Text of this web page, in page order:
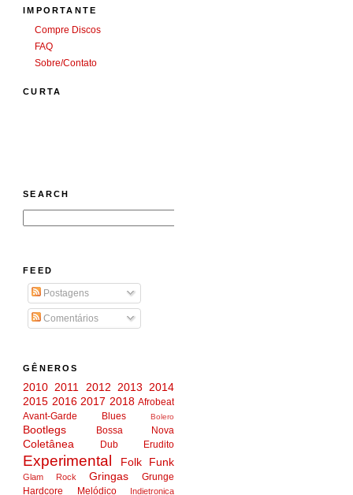
IMPORTANTE
Compre Discos
FAQ
Sobre/Contato
CURTA
SEARCH
FEED
Postagens
Comentários
GÊNEROS
2010 2011 2012 2013 2014
2015 2016 2017 2018 Afrobeat
Avant-Garde
Blues Bolero
Bootlegs Bossa Nova
Coletânea Dub Erudito
Experimental Folk Funk
Glam Rock Gringas
Grunge
Hardcore Melódico
Indietronica